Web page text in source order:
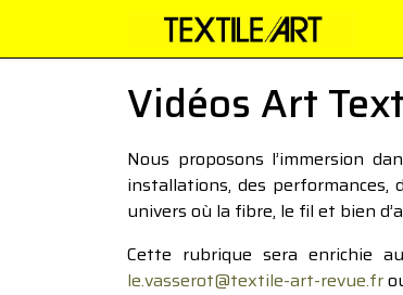
Vidéos Art
Nous proposons l’immersion
installations, des performances,
univers où la fibre, le fil et bien
Cette rubrique sera enrichie
le.vasserot@textile-art-revue.fr